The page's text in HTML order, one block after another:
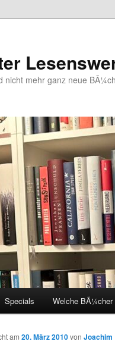
nicht mehr ganz neue
Specials Welche BÃ¼cher
am 20. März 2010von Joachim